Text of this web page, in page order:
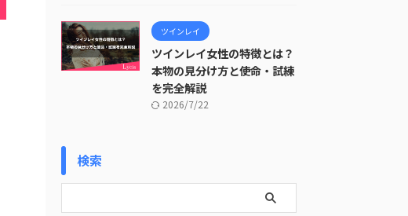
ツインレイ
ツインレイ女性の特徴とは？
本物の見分け方と使命・試練
を完全解説
2026/7/22
検索